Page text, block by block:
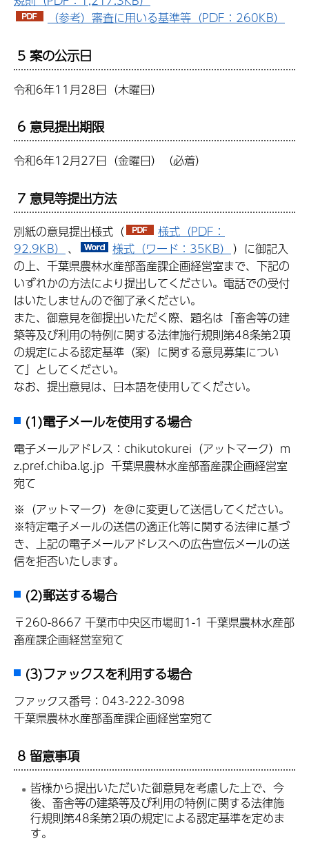
（参考）審査に用いる基準等（PDF：260KB）
5 案の公示日
令和6年11月28日（木曜日）
6 意見提出期限
令和6年12月27日（金曜日）（必着）
7 意見等提出方法
別紙の意見提出様式（
様式（PDF：
92.9KB） 、 様式（ワード：35KB） ）に御記入
の上、千葉県農林水産部畜産課企画経営室まで、下記の
いずれかの方法により提出してください。電話での受付
はいたしませんので御了承ください。
また、御意見を御提出いただく際、題名は「畜舎等の建
築等及び利用の特例に関する法律施行規則第48条第2項
の規定による認定基準（案）に関する意見募集につい
て」としてください。
なお、提出意見は、日本語を使用してください。
(1)電子メールを使用する場合
電子メールアドレス：chikutokurei（アットマーク）m
z.pref.chiba.lg.jp 千葉県農林水産部畜産課企画経営室
宛て
※（アットマーク）を＠に変更して送信してください。
※特定電子メールの送信の適正化等に関する法律に基づ
き、上記の電子メールアドレスへの広告宣伝メールの送
信を拒否いたします。
(2)郵送する場合
〒260-8667 千葉市中央区市場町1-1 千葉県農林水産部
畜産課企画経営室宛て
(3)ファックスを利用する場合
ファックス番号：043-222-3098
千葉県農林水産部畜産課企画経営室宛て
8 留意事項
皆様から提出いただいた御意見を考慮した上で、今
後、畜舎等の建築等及び利用の特例に関する法律施
行規則第48条第2項の規定による認定基準を定めま
す。